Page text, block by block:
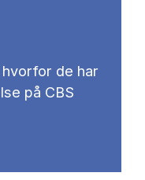
de har
på CBS